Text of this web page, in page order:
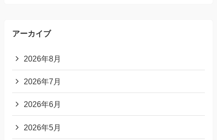
アーカイブ
2026年8月
2026年7月
2026年6月
2026年5月